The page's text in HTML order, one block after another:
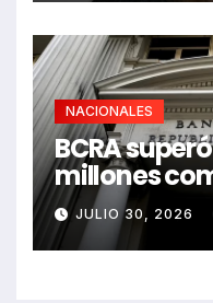
NACIONALES
BCRA
millones
JULIO 30, 2026